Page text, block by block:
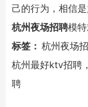
己的行为，相信
杭州夜场招聘模
标签： 杭州夜场
杭州最好ktv招聘
聘